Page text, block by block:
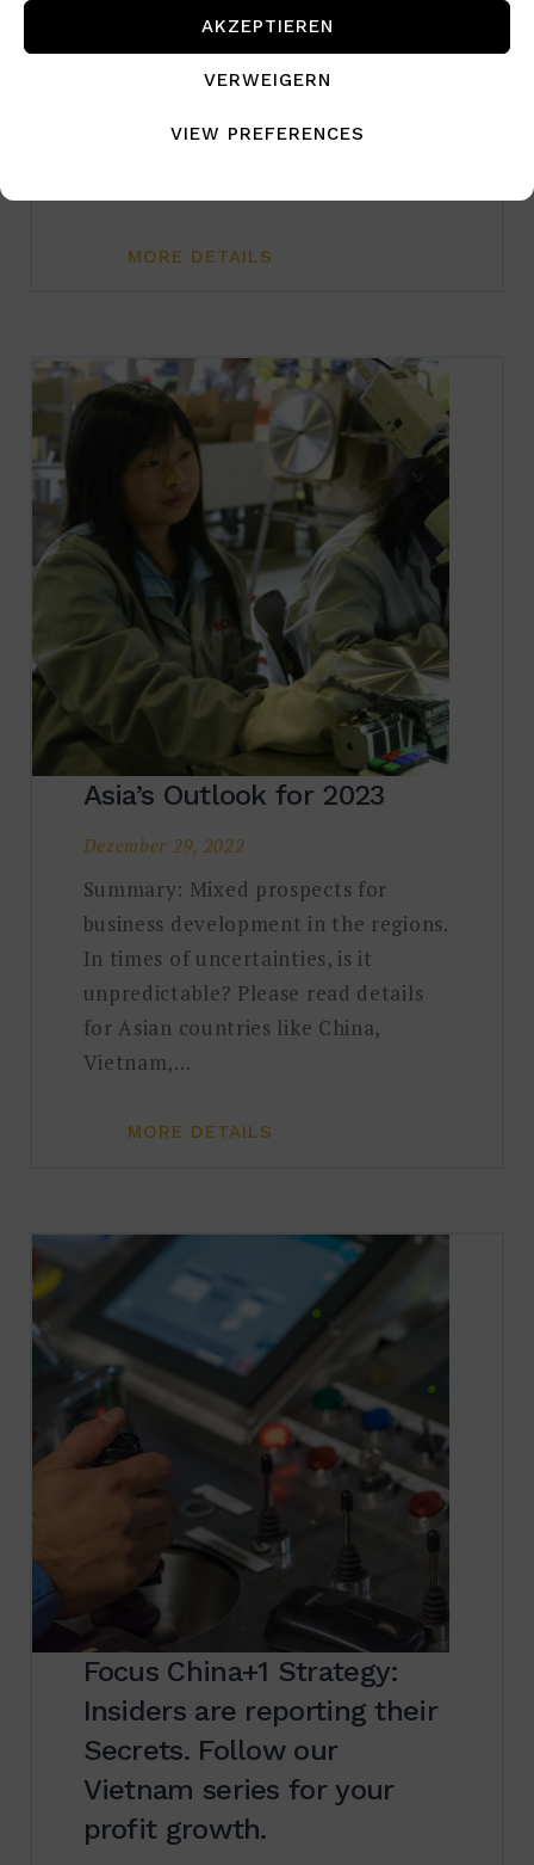
AKZEPTIEREN
VERWEIGERN
VIEW PREFERENCES
Januar 5, 2023
China is becoming greener, but in
MORE DETAILS
Asia’s Outlook for 2023
Dezember 29, 2022
Summary: Mixed prospects for
business development in the regions.
In times of uncertainties, is it
unpredictable? Please read details
for Asian countries like China,
Vietnam,…
MORE DETAILS
Focus China+1 Strategy:
Insiders are reporting their
Secrets. Follow our
Vietnam series for your
profit growth.